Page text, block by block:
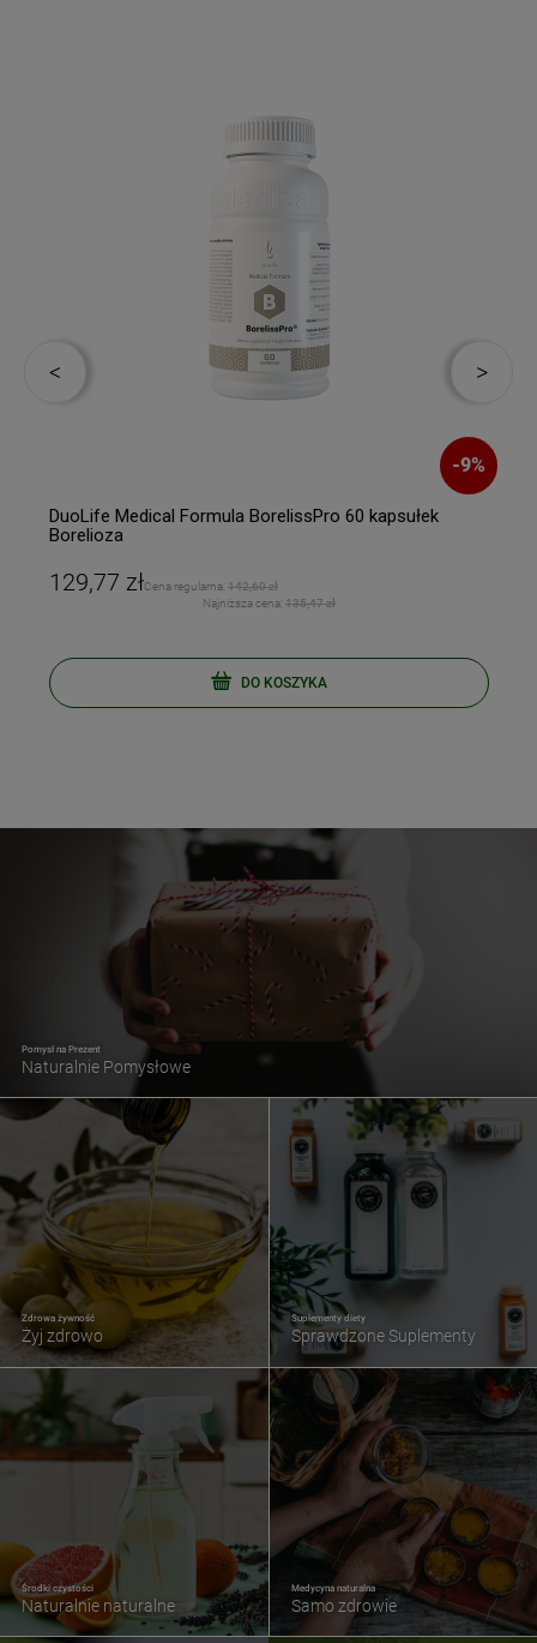
-9%
DuoLife Medical Formula BorelissPro 60 kapsułek
Borelioza
129,77 złCena regularna: 142,60 zł
Najniższa cena: 135,47 zł
DO KOSZYKA
Pomysł na Prezent
Naturalnie Pomysłowe
Zdrowa żywność
Żyj zdrowo
Suplementy diety
Sprawdzone Suplementy
Środki czystości
Naturalnie naturalne
Medycyna naturalna
Samo zdrowie